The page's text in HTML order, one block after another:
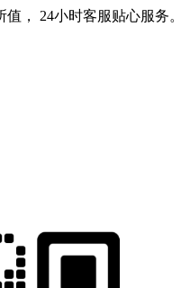
， 24小时客服贴心服务。